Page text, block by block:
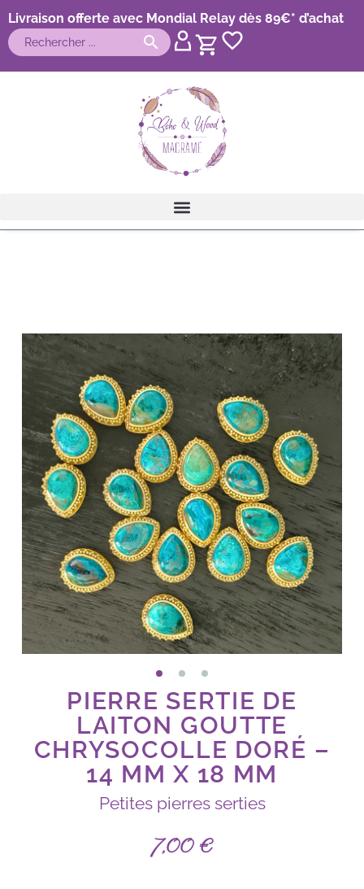
Livraison offerte avec Mondial Relay dès 89€* d’achat
PIERRE SERTIE DE
LAITON GOUTTE
CHRYSOCOLLE DORÉ –
14 MM X 18 MM
Petites pierres serties
7,00€